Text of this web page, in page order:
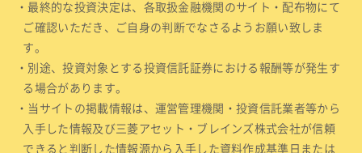
・最終的な投資決定は、各取扱金融機関のサイト・配布物にて
ご確認いただき、ご自身の判断でなさるようお願い致しま
す。
・別途、投資対象とする投資信託証券における報酬等が発生す
る場合があります。
・当サイトの掲載情報は、運営管理機関・投資信託業者等から
入手した情報及び三菱アセット・ブレインズ株式会社が信頼
できると判断した情報源から入手した資料作成基準日または